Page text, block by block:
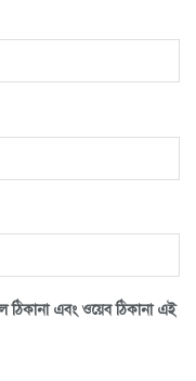
ঠিকানা এবং ওয়েব ঠিকানা এই